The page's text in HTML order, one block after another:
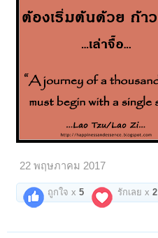
22 พฤษภาคม 2017
ถูกใจ x5 รักเลย x2